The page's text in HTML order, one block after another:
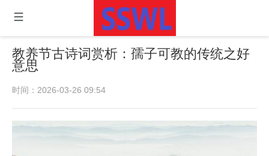
教养节古诗词赏析：孺子可教的传统之好
意思
时间：2026-03-26 09:54